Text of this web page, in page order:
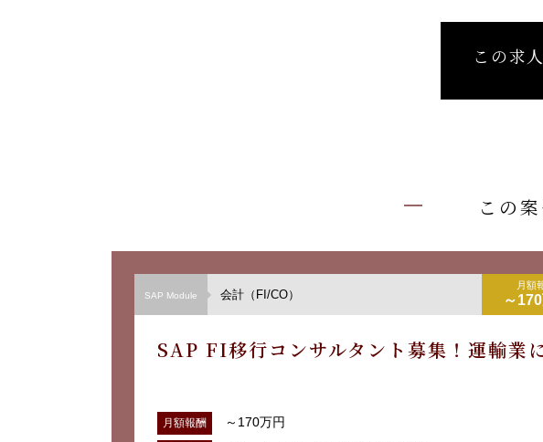
この求
この
SAP Module 会計（FI/CO）
月額
～
SAP FI移行コンサルタント募集！運輸業
月額報酬 ～170万円